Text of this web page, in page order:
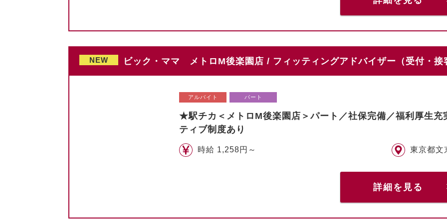
NEW ビック・ママ メトロM後楽園店 / フィッティングアドバイザー（受付・接
アルバイト パート
★駅チカ＜メトロM後楽園店＞パート／社保完備／福利厚生充
ティブ制度あり
時給 1,258円～ 東京都文
詳細を見る